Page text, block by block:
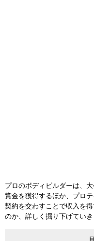
プロのボディビルダーは、
賞金を獲得するほか、プロ
契約を交わすことで収入を
のか、詳しく掘り下げていき